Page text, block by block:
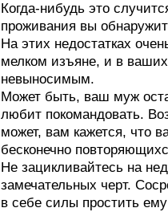
Когда-нибудь это
проживания вы
На этих недостатках
мелком изъяне, и в ваших
невыносимым.
Может быть, ваш муж
любит покомандовать.
может, вам кажется, что
бесконечно
Не зацикливайтесь на
замечательных черт.
в себе силы простить